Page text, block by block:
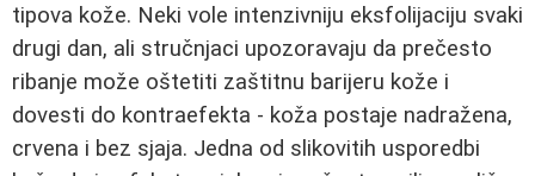
tipova kože. Neki vole intenzivniju eksfolijaciju svaki
drugi dan, ali stručnjaci upozoravaju da prečesto
ribanje može oštetiti zaštitnu barijeru kože i
dovesti do kontraefekta - koža postaje nadražena,
crvena i bez sjaja. Jedna od slikovitih usporedbi